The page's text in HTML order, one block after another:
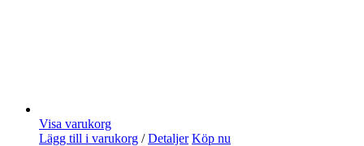
Visa varukorg
Lägg till i varukorg / Detaljer Köp nu